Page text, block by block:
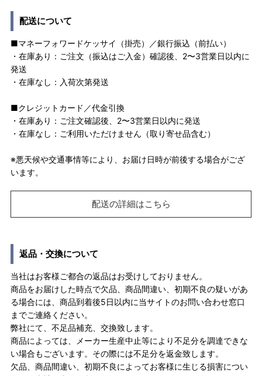
配送について
■マネーフォワードケッサイ（掛売）／銀行振込（前払い）
・在庫あり：ご注文（振込はご入金）確認後、2〜3営業日以内に
発送
・在庫なし：入荷次第発送
■クレジットカード／代金引換
・在庫あり：ご注文確認後、2〜3営業日以内に発送
・在庫なし：ご利用いただけません（取り寄せ品含む）
※悪天候や交通事情等により、お届け日時が前後する場合がござ
います。
配送の詳細はこちら
返品・交換について
当社はお客様ご都合の返品はお受けしておりません。
商品をお届けした時点で欠品、商品間違い、初期不良の疑いがあ
る場合には、商品到着後5日以内に当サイトのお問い合わせ窓口
までご連絡ください。
弊社にて、不足品補充、交換致します。
商品によっては、メーカー生産中止等により不足分を調達できな
い場合もございます。その際には不足分を返金致します。
欠品、商品間違い、初期不良によってお客様に生じる損害につい